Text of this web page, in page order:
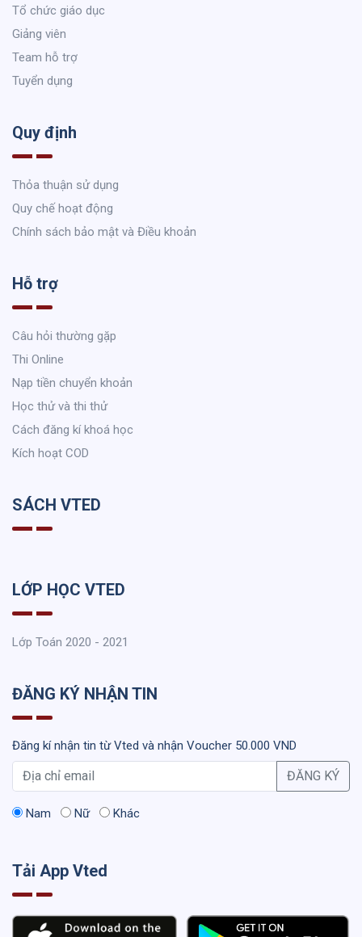
Tổ chức giáo dục
Giảng viên
Team hỗ trợ
Tuyển dụng
Quy định
Thỏa thuận sử dụng
Quy chế hoạt động
Chính sách bảo mật và Điều khoản
Hỗ trợ
Câu hỏi thường gặp
Thi Online
Nạp tiền chuyển khoản
Học thử và thi thử
Cách đăng kí khoá học
Kích hoạt COD
SÁCH VTED
LỚP HỌC VTED
Lớp Toán 2020 - 2021
ĐĂNG KÝ NHẬN TIN
Đăng kí nhận tin từ Vted và nhận Voucher 50.000 VND
ĐĂNG KÝ
Nam Nữ Khác
Tải App Vted